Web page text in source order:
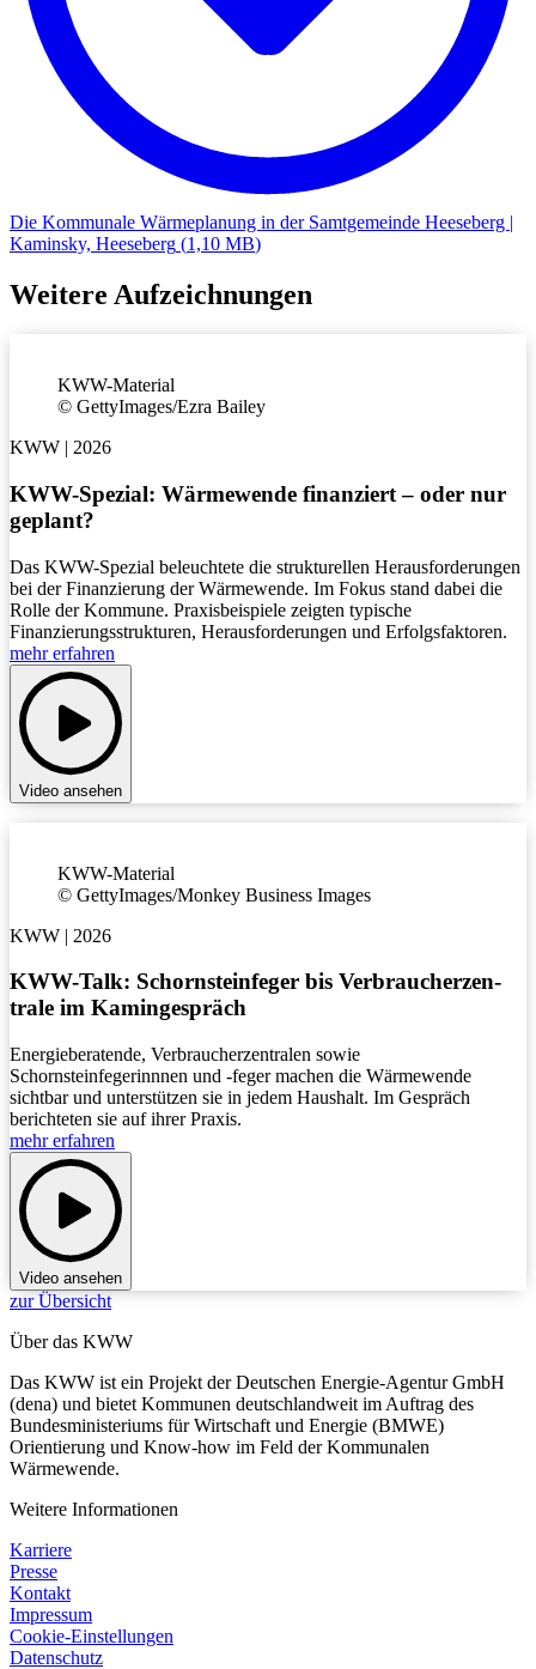
Die Kommunale Wärmeplanung in der Samtgemeinde Heeseberg |
Kaminsky, Heeseberg (1,10 MB)
Weitere Aufzeichnungen
KWW-Material
© GettyImages/Ezra Bailey
KWW | 2026
KWW-Spezial: Wär­me­wen­de finan­ziert – oder nur
ge­plant?
Das KWW-Spezial beleuchtete die strukturellen Herausforderungen
bei der Finanzierung der Wärmewende. Im Fokus stand dabei die
Rolle der Kommune. Praxisbeispiele zeigten typische
Finanzierungsstrukturen, Herausforderungen und Erfolgsfaktoren.
mehr erfahren
Video ansehen
KWW-Material
© GettyImages/Monkey Business Images
KWW | 2026
KWW-Talk: Schorn­stein­feger bis Ver­braucher­zen­
trale im Kamin­gespräch
Energieberatende, Verbraucherzentralen sowie
Schornsteinfegerinnnen und -feger machen die Wärmewende
sichtbar und unterstützen sie in jedem Haushalt. Im Gespräch
berichteten sie auf ihrer Praxis.
mehr erfahren
Video ansehen
zur Übersicht
Über das KWW
Das KWW ist ein Projekt der Deutschen Energie-Agentur GmbH
(dena) und bietet Kommunen deutschlandweit im Auftrag des
Bundesministeriums für Wirtschaft und Energie (BMWE)
Orientierung und Know-how im Feld der Kommunalen
Wärmewende.
Weitere Informationen
Karriere
Presse
Kontakt
Impressum
Cookie-Einstellungen
Datenschutz